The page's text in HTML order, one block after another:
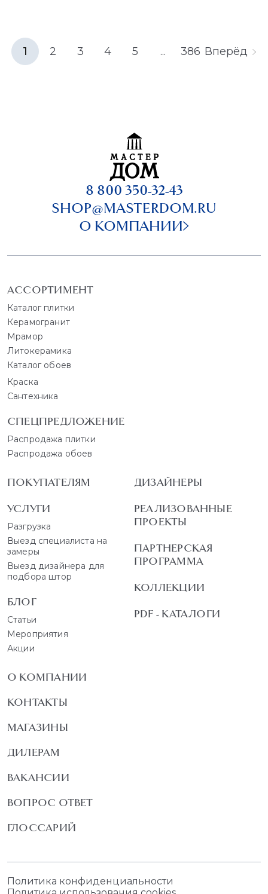
1 2 3 4 5 ... 386 Вперёд
8 800 350-32-43
SHOP@MASTERDOM.RU
О КОМПАНИИ
АССОРТИМЕНТ
Каталог плитки
Керамогранит
Мрамор
Литокерамика
Каталог обоев
Краска
Сантехника
СПЕЦПРЕДЛОЖЕНИЕ
Распродажа плитки
Распродажа обоев
ПОКУПАТЕЛЯМ
УСЛУГИ
Разгрузка
Выезд специалиста на
замеры
Выезд дизайнера для
подбора штор
БЛОГ
Статьи
Мероприятия
Акции
ДИЗАЙНЕРЫ
РЕАЛИЗОВАННЫЕ
ПРОЕКТЫ
ПАРТНЕРСКАЯ
ПРОГРАММА
КОЛЛЕКЦИИ
PDF - КАТАЛОГИ
О КОМПАНИИ
КОНТАКТЫ
МАГАЗИНЫ
ДИЛЕРАМ
ВАКАНСИИ
ВОПРОС ОТВЕТ
ГЛОССАРИЙ
Политика конфиденциальности